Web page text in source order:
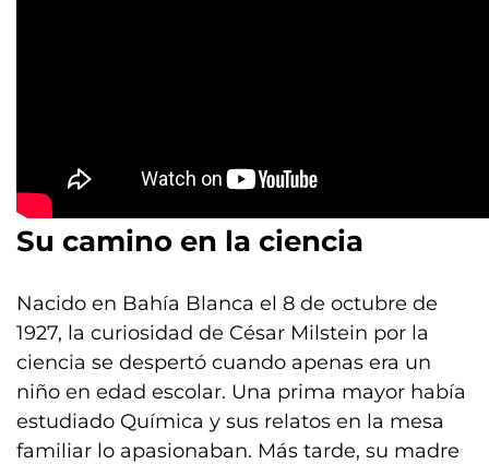
Su camino en la ciencia
Nacido en Bahía Blanca el 8 de octubre de
1927, la curiosidad de César Milstein por la
ciencia se despertó cuando apenas era un
niño en edad escolar. Una prima mayor había
estudiado Química y sus relatos en la mesa
familiar lo apasionaban. Más tarde, su madre